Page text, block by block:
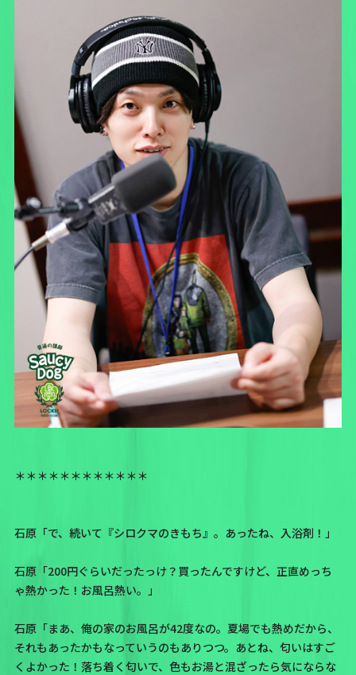
＊＊＊＊＊＊＊＊＊＊＊＊
石原「で、続いて『シロクマのきもち』。あったね、入浴剤！」
石原「200円ぐらいだったっけ？買ったんですけど、正直めっち
ゃ熱かった！お風呂熱い。」
石原「まあ、俺の家のお風呂が42度なの。夏場でも熱めだから、
それもあったかもなっていうのもありつつ。あとね、匂いはすご
くよかった！落ち着く匂いで、色もお湯と混ざったら気にならな